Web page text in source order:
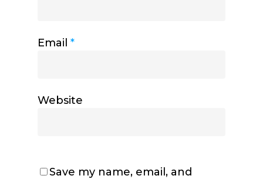
Email *
Website
Save my name, email, and